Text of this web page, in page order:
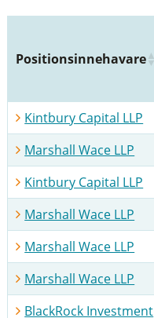
Positionsinnehavare
Kintbury Capital LLP
Marshall Wace LLP
Kintbury Capital LLP
Marshall Wace LLP
Marshall Wace LLP
Marshall Wace LLP
BlackRock Investment